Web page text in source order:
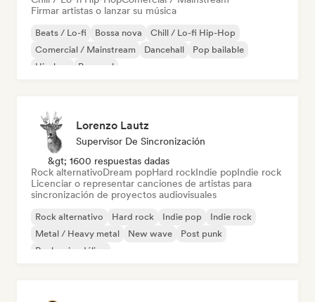
Firmar artistas o lanzar su música
Beats / Lo-fi Bossa nova
Chill / Lo-fi Hip-Hop
Comercial / Mainstream
Dancehall
Pop bailable
Hip-hop
Pop soul
Lorenzo Lautz
Supervisor De Sincronización
&gt; 1600 respuestas dadas
Rock alternativoDream popHard rockIndie popIndie rock
Licenciar o representar canciones de artistas para
sincronización de proyectos audiovisuales
Rock alternativo Hard rock Indie pop
Indie rock
Metal / Heavy metal
New wave
Post punk
Rock psicodélico